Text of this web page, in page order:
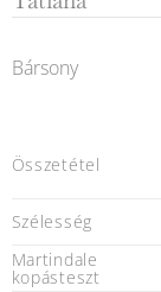
Bársony
Összetétel
Szélesség
Martindale
kopásteszt